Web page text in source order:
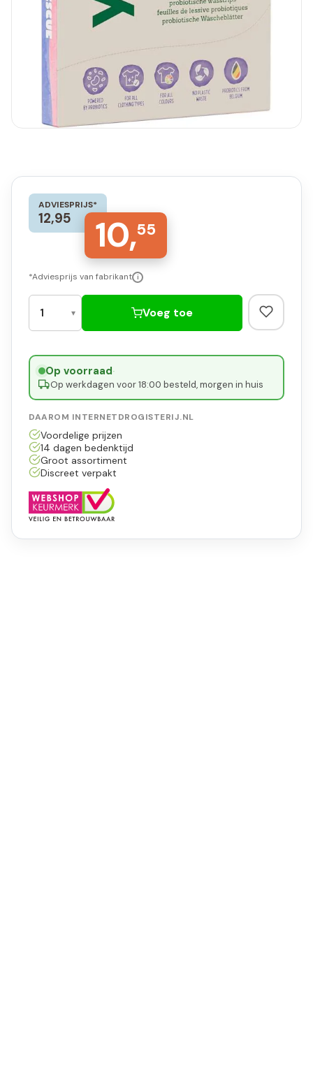
ADVIESPRIJS*
12,95 10,55
*Adviesprijs van fabrikant i
Voeg toe
Op voorraad·
Op werkdagen voor 18:00 besteld, morgen in huis
DAAROM INTERNETDROGISTERIJ.NL
Voordelige prijzen
14 dagen bedenktijd
Groot assortiment
Discreet verpakt